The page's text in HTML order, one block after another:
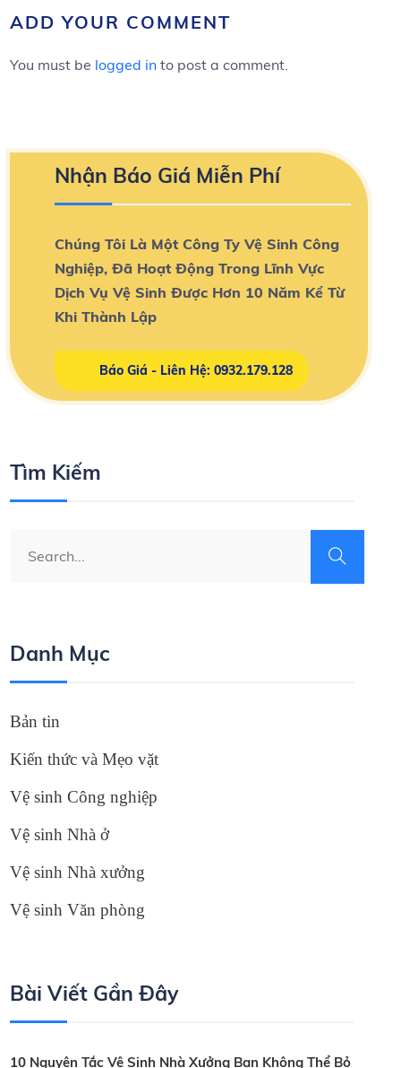
ADD YOUR COMMENT
You must be logged in to post a comment.
Nhận Báo Giá Miễn Phí
Chúng Tôi Là Một Công Ty Vệ Sinh Công
Nghiệp, Đã Hoạt Động Trong Lĩnh Vực
Dịch Vụ Vệ Sinh Được Hơn 10 Năm Kể Từ
Khi Thành Lập
Báo Giá - Liên Hệ: 0932.179.128
Tìm Kiếm
Danh Mục
Bản tin
Kiến thức và Mẹo vặt
Vệ sinh Công nghiệp
Vệ sinh Nhà ở
Vệ sinh Nhà xưởng
Vệ sinh Văn phòng
Bài Viết Gần Đây
10 Nguyên Tắc Vệ Sinh Nhà Xưởng Bạn Không Thể Bỏ